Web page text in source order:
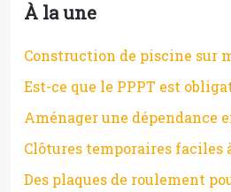
À la une
Construction de piscine sur
Est-ce que le PPPT est
Aménager une dépendance
Clôtures temporaires faciles
Des plaques de roulement